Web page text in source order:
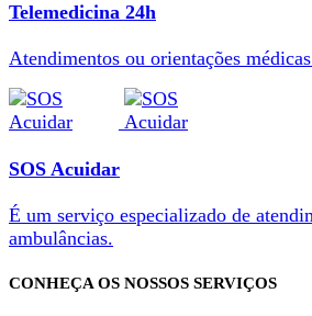
Telemedicina 24h
Atendimentos ou orientações
SOS Acuidar
É um serviço especializado de
ambulâncias.
CONHEÇA OS NOSSOS SERVIÇOS